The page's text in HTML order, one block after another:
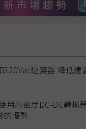
220Vac逆變器 降低建
用高密度DC-DC轉換
的優勢